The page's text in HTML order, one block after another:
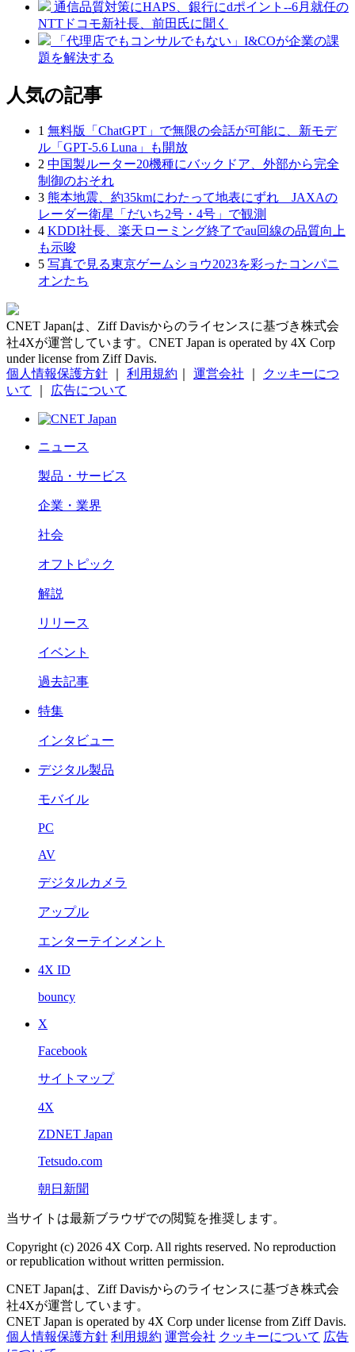
通信品質対策にHAPS、銀行にdポイント--6月就任の
NTTドコモ新社長、前田氏に聞く
「代理店でもコンサルでもない」I&COが企業の課
題を解決する
人気の記事
1 無料版「ChatGPT」で無限の会話が可能に、新モデ
ル「GPT‑5.6 Luna」も開放
2 中国製ルーター20機種にバックドア、外部から完全
制御のおそれ
3 熊本地震、約35kmにわたって地表にずれ JAXAの
レーダー衛星「だいち2号・4号」で観測
4 KDDI社長、楽天ローミング終了でau回線の品質向上
も示唆
5 写真で見る東京ゲームショウ2023を彩ったコンパニ
オンたち
CNET Japanは、Ziff Davisからのライセンスに基づき株式会
社4Xが運営しています。CNET Japan is operated by 4X Corp
under license from Ziff Davis.
個人情報保護方針
利用規約 運営会社
クッキーにつ
いて
広告について
ニュース
製品・サービス
企業・業界
社会
オフトピック
解説
リリース
イベント
過去記事
特集
インタビュー
デジタル製品
モバイル
PC
AV
デジタルカメラ
アップル
エンターテインメント
4X ID
bouncy
X
Facebook
サイトマップ
4X
ZDNET Japan
Tetsudo.com
朝日新聞
当サイトは最新ブラウザでの閲覧を推奨します。
Copyright (c) 2026 4X Corp. All rights reserved. No reproduction
or republication without written permission.
CNET Japanは、Ziff Davisからのライセンスに基づき株式会
社4Xが運営しています。
CNET Japan is operated by 4X Corp under license from Ziff Davis.
個人情報保護方針 利用規約 運営会社 クッキーについて 広告